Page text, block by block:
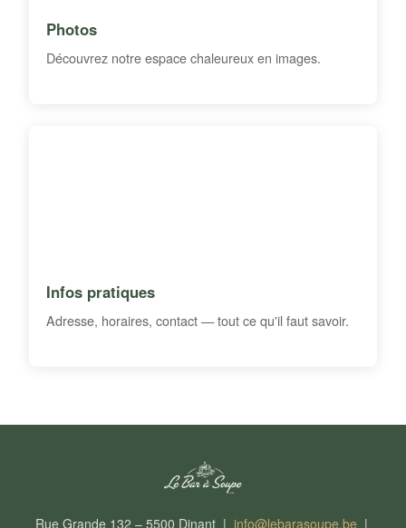
Photos
Découvrez notre espace chaleureux en images.
Infos pratiques
Adresse, horaires, contact — tout ce qu'il faut savoir.
Rue Grande 132 – 5500 Dinant | info@lebarasoupe.be|